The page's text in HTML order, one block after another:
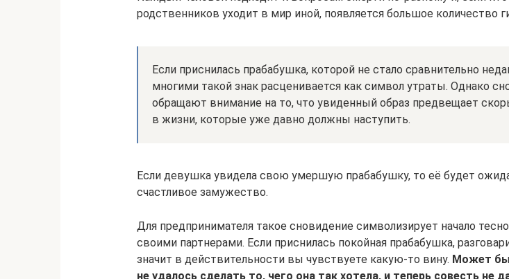
родственников уходит в мир иной, появляется большое количество
Если приснилась прабабушка, которой не стало сравнительно
многими такой знак расценивается как символ утраты. Однако
обращают внимание на то, что увиденный образ предвещает
в жизни, которые уже давно должны наступить.
Если девушка увидела свою умершую прабабушку, то её будет
счастливое замужество.
Для предпринимателя такое сновидение символизирует начало
своими партнерами. Если приснилась покойная прабабушка,
значит в действительности вы чувствуете какую-то вину. Может
не удалось сделать то, чего она так хотела, и теперь совесть не